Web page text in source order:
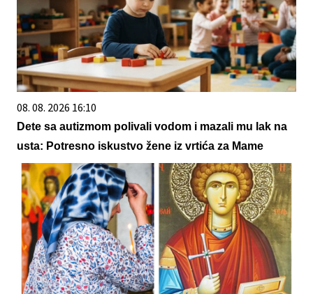
08. 08. 2026 16:10
Dete sa autizmom polivali vodom i mazali mu lak na
usta: Potresno iskustvo žene iz vrtića za Mame